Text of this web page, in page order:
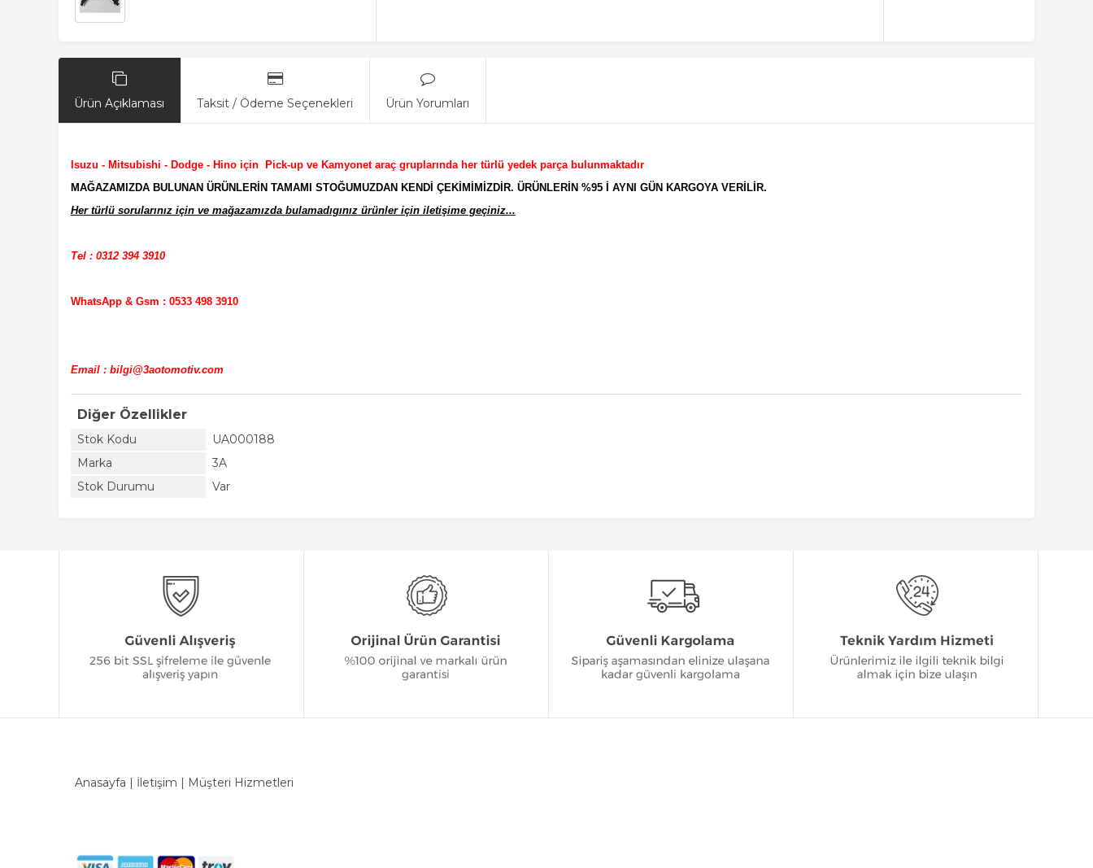
Ürün Açıklaması Taksit / Ödeme Seçenekleri Ürün Yorumları
Isuzu - Mitsubishi - Dodge - Hino için Pick-up ve Kamyonet araç gruplarında her türlü yedek parça bulunmaktadır
MAĞAZAMIZDA BULUNAN ÜRÜNLERİN TAMAMI STOĞUMUZDAN KENDİ ÇEKİMİMİZDİR. ÜRÜNLERİN %95 İ AYNI GÜN KARGOYA VERİLİR.
Her türlü sorularınız için ve mağazamızda bulamadıgınız ürünler için iletişime geçiniz...
Tel : 0312 394 3910
WhatsApp & Gsm : 0533 498 3910
Email : bilgi@3aotomotiv.com
Diğer Özellikler
Stok Kodu
UA000188
Marka
3A
Stok Durumu
Var
Anasayfa | İletişim | Müşteri Hizmetleri